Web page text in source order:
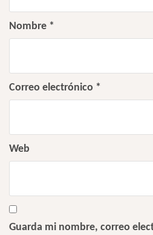
Nombre *
Correo electrónico *
Web
Guarda mi nombre, correo